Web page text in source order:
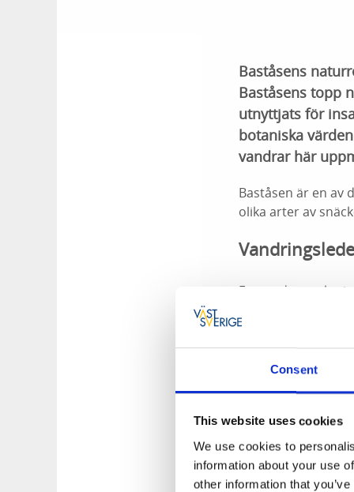
Consent
This website uses cookies
We use cookies to
information about your use
other information that
Baståsens
Baståsens topp
utnyttjats för
botaniska
vandrar här
Baståsen är en av
olika arter av
En mindre
Baståsleden
Leden utgår från
parkering. Stora
markering.
Predikstolen
Stigen är skyltad